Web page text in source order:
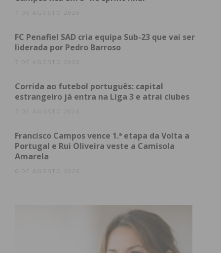
7 DE AGOSTO 2026
FC Penafiel SAD cria equipa Sub-23 que vai ser
liderada por Pedro Barroso
7 DE AGOSTO 2026
Corrida ao futebol português: capital
estrangeiro já entra na Liga 3 e atrai clubes
7 DE AGOSTO 2026
Francisco Campos vence 1.ª etapa da Volta a
Portugal e Rui Oliveira veste a Camisola
Amarela
6 DE AGOSTO 2026